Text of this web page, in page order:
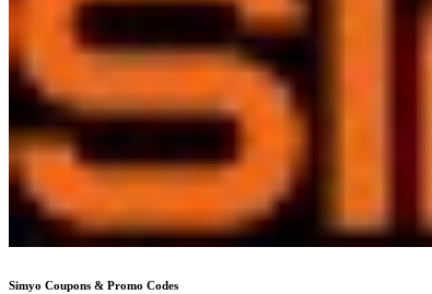
Simyo Coupons & Promo Codes